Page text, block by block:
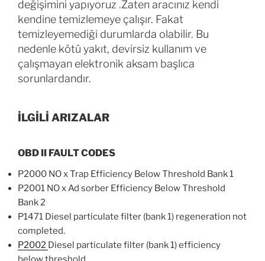
değişimini yapıyoruz .Zaten aracınız kendi
kendine temizlemeye çalışır. Fakat
temizleyemediği durumlarda olabilir. Bu
nedenle kötü yakıt, devirsiz kullanım ve
çalışmayan elektronik aksam başlıca
sorunlardandır.
İLGİLİ ARIZALAR
OBD II FAULT CODES
P2000 NO x Trap Efficiency Below Threshold Bank 1
P2001 NO x Ad sorber Efficiency Below Threshold
Bank 2
P1471 Diesel particulate filter (bank 1) regeneration not
completed.
P2002 Diesel particulate filter (bank 1) efficiency